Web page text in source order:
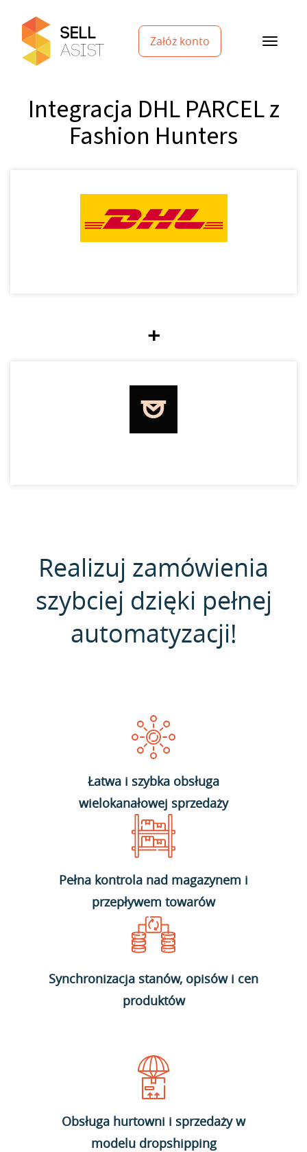
Załóż konto
Integracja DHL PARCEL z
Fashion Hunters
+
Realizuj zamówienia
szybciej dzięki pełnej
automatyzacji!
Łatwa i szybka obsługa
wielokanałowej sprzedaży
Pełna kontrola nad magazynem i
przepływem towarów
Synchronizacja stanów, opisów i cen
produktów
Obsługa hurtowni i sprzedaży w
modelu dropshipping